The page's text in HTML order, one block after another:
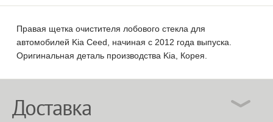
Правая щетка очистителя лобового стекла для
автомобилей Kia Ceed, начиная с 2012 года выпуска.
Оригинальная деталь производства Kia, Корея.
Доставка